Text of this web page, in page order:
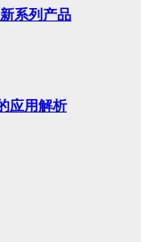
系列产品
应用解析